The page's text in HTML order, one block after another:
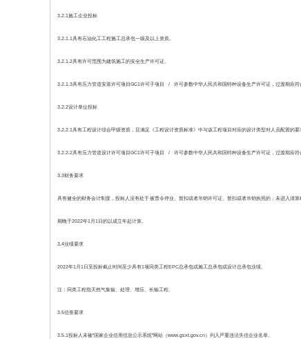
3.2.1施工企业投标
3.2.1.1具有石油化工工程施工总承包一级及以上资质。
3.2.1.2具有许可范围为建筑施工的安全生产许可证。
3.2.1.3具有压力管道安装许可项目GC1许可子项目 / 许可参数中华人民共和国特种设备生产许可证，过渡期应
3.2.2设计单位投标
3.2.2.1具有工程设计综合甲级资质，且满足《工程设计资质标准》中与该工程项目对应的设计类型对人员配置的
3.2.2.2具有压力管道设计许可项目GC1许可子项目 / 许可参数中华人民共和国特种设备生产许可证，过渡期应
3.3财务要求
具有健全的财务会计制度，投标人没有处于被责令停业、暂扣或者吊销许可证、暂扣或者吊销执照的；未进入
期晚于2022年1月1日的以成立年起计算。
3.4业绩要求
2022年1月1日至投标截止时间至少具有1项同类工程EPC总承包或施工总承包或设计总承包业绩。
注：同类工程指天然气集输、处理、增压、长输工程。
3.5信誉要求
3.5.1投标人未被“国家企业信用信息公示系统”网站（www.gsxt.gov.cn）列入严重违法失信企业名单。